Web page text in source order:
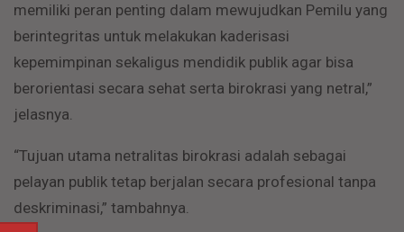
memiliki peran penting dalam mewujudkan Pemilu yang
berintegritas untuk melakukan kaderisasi
kepemimpinan sekaligus mendidik publik agar bisa
berorientasi secara sehat serta birokrasi yang netral,”
jelasnya.
“Tujuan utama netralitas birokrasi adalah sebagai
pelayan publik tetap berjalan secara profesional tanpa
deskriminasi,” tambahnya.